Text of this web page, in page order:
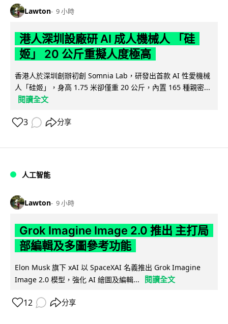
Lawton 9 小時
港人深圳設廠研 AI 成人機械人 「硅
姬」 20 公斤重擬人度極高
香港人於深圳創辦初創 Somnia Lab，研發出首款 AI 性愛機械
人「硅姬」，身高 1.75 米卻僅重 20 公斤，內置 165 種親密...
閱讀全文
3 分享
人工智能
Lawton 9 小時
Grok Imagine Image 2.0 推出 主打局
部編輯及多圖參考功能
Elon Musk 旗下 xAI 以 SpaceXAI 名義推出 Grok Imagine
Image 2.0 模型，強化 AI 繪圖及編輯...
閱讀全文
12 分享